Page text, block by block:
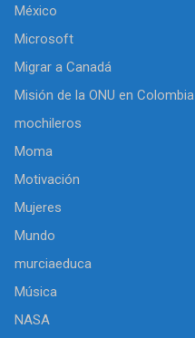
México
Microsoft
Migrar a Canadá
Misión de la ONU en Colombia
mochileros
Moma
Motivación
Mujeres
Mundo
murciaeduca
Música
NASA